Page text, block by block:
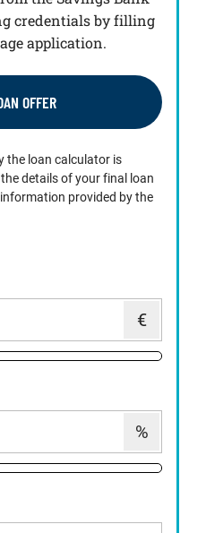
credentials by filling
application.
OFFER
the loan calculator is
details of your final loan
provided by the